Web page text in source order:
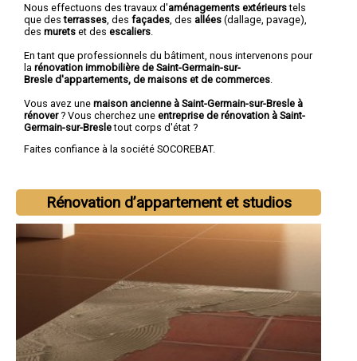
Nous effectuons des travaux d'aménagements extérieurstels
que desterrasses , des façades , des allées (dallage, pavage),
des murets et des escaliers
En tant que professionnels du bâtiment, nous intervenons pour
la rénovation immobilière de Saint-Germain-sur-
Bresle d'appartements, de maisons et de commerces
Vous avez une maison ancienne à Saint-Germain-sur-Bresle à
rénover? Vous cherchez une entreprise de rénovation à Saint-
Germain-sur-Bresletout corps d'état ?
Faites confiance à la société SOCOREBAT.
Rénovation d’appartement et studios